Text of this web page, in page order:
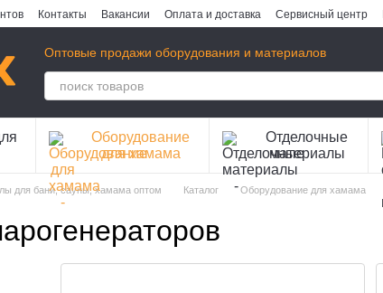
Контакты Вакансии Оплата и доставка Сервисный центр
Оптовые продажи оборудования и материалов
Оборудование
для хамама
Отделочные
материалы
для бани, сауны, хамама оптом Каталог Оборудование для хамама